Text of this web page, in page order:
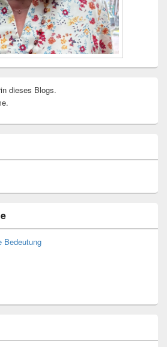
dieses Blogs.
Bedeutung